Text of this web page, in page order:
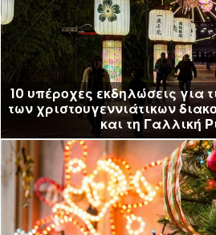
10 υπέροχες εκδηλώσεις για
των χριστουγεννιάτικων
και τη Γαλλική